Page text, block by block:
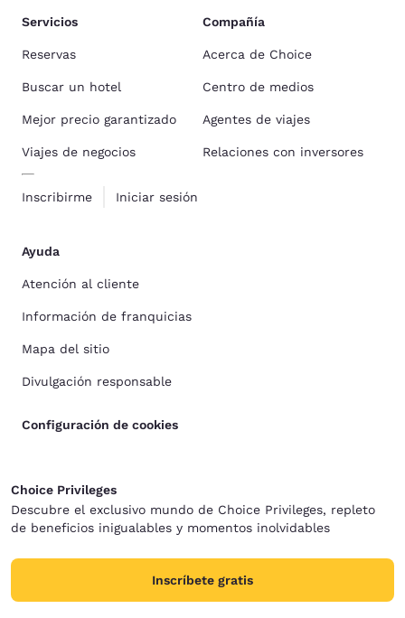
Servicios
Reservas
Buscar un hotel
Mejor precio garantizado
Viajes de negocios
Inscribirme Iniciar sesión
Compañía
Acerca de Choice
Centro de medios
Agentes de viajes
Relaciones con inversores
Ayuda
Atención al cliente
Información de franquicias
Mapa del sitio
Divulgación responsable
Configuración de cookies
Choice Privileges
Descubre el exclusivo mundo de Choice Privileges, repleto
de beneficios inigualables y momentos inolvidables
Inscríbete gratis